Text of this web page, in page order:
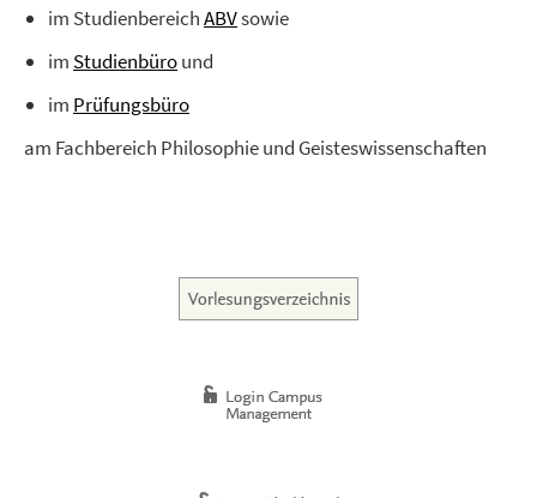
im StudienbereichABVsowie
im Studienbüround
im Prüfungsbüro
am Fachbereich Philosophie und Geisteswissenschaften